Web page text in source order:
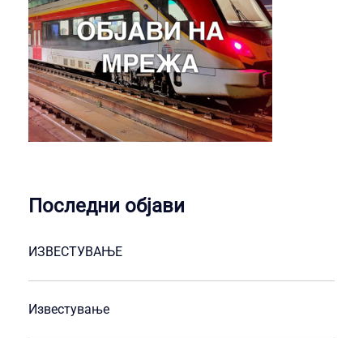
Последни објави
ИЗВЕСТУВАЊЕ
Известување